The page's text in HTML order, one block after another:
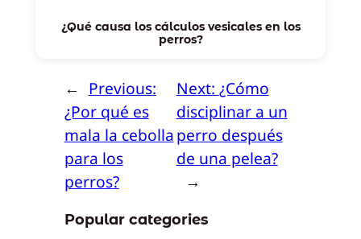
¿Qué causa los cálculos vesicales en los
perros?
← Previous:
¿Por qué es
mala la cebolla
para los
perros?
Next: ¿Cómo
disciplinar a un
perro después
de una pelea?
→
Popular categories